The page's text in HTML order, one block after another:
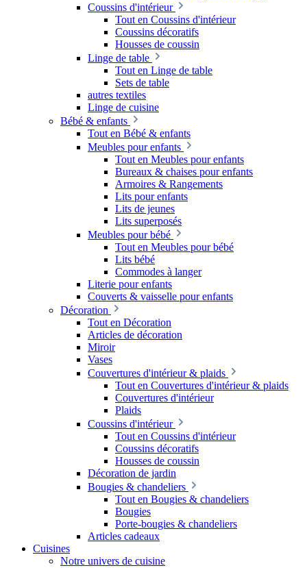
Coussins d'intérieur
Tout en Coussins d'intérieur
Coussins décoratifs
Housses de coussin
Linge de table
Tout en Linge de table
Sets de table
autres textiles
Linge de cuisine
Bébé & enfants
Tout en Bébé & enfants
Meubles pour enfants
Tout en Meubles pour enfants
Bureaux & chaises pour enfants
Armoires & Rangements
Lits pour enfants
Lits de jeunes
Lits superposés
Meubles pour bébé
Tout en Meubles pour bébé
Lits bébé
Commodes à langer
Literie pour enfants
Couverts & vaisselle pour enfants
Décoration
Tout en Décoration
Articles de décoration
Miroir
Vases
Couvertures d'intérieur & plaids
Tout en Couvertures d'intérieur & plaids
Couvertures d'intérieur
Plaids
Coussins d'intérieur
Tout en Coussins d'intérieur
Coussins décoratifs
Housses de coussin
Décoration de jardin
Bougies & chandeliers
Tout en Bougies & chandeliers
Bougies
Porte-bougies & chandeliers
Articles cadeaux
Cuisines
Notre univers de cuisine